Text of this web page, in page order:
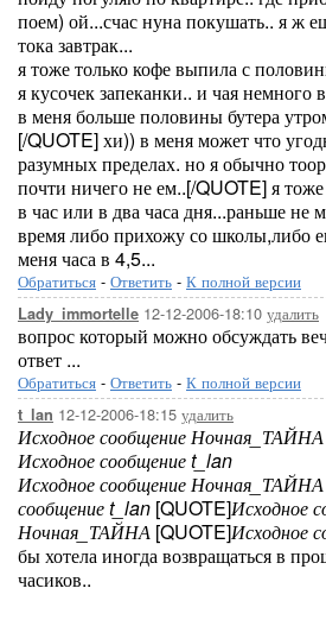
поем) ой...счас нуна покушать.. я ж
тока завтрак...
я тоже только кофе выпила с
я кусочек запеканки.. и чая немного
в меня больше половины бутера
[/QUOTE] хи)) в меня может что
разумных пределах. но я обычно
почти ничего не ем..[/QUOTE] я
в час или в два часа дня...раньше не
время либо прихожу со школы,либо
меня часа в 4,5...
Обратиться - Ответить - К полной версии
Lady_immortelle 12-12-2006-18:10 удалить
вопрос который можно обсуждать
ответ ...
Обратиться - Ответить - К полной версии
t_lan 12-12-2006-18:15 удалить
Исходное сообщение Ночная_ТАЙНА
Исходное сообщение t_lan
Исходное сообщение Ночная_ТАЙНА
сообщение t_lan [QUOTE]Исходное
Ночная_ТАЙНА [QUOTE]Исходное
бы хотела иногда возвращаться в
часиков..